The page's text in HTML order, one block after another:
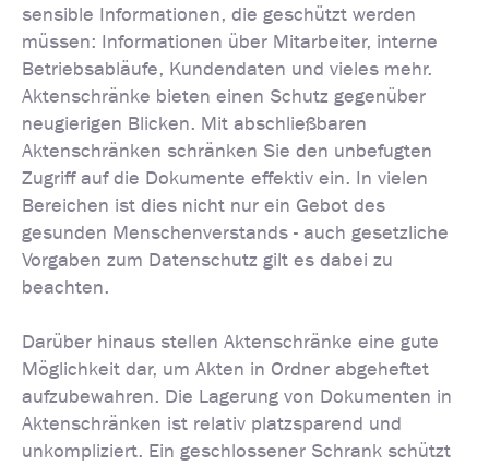
sensible Informationen, die geschützt werden
müssen: Informationen über Mitarbeiter, interne
Betriebsabläufe, Kundendaten und vieles mehr.
Aktenschränke bieten einen Schutz gegenüber
neugierigen Blicken. Mit abschließbaren
Aktenschränken schränken Sie den unbefugten
Zugriff auf die Dokumente effektiv ein. In vielen
Bereichen ist dies nicht nur ein Gebot des
gesunden Menschenverstands - auch gesetzliche
Vorgaben zum Datenschutz gilt es dabei zu
beachten.
Darüber hinaus stellen Aktenschränke eine gute
Möglichkeit dar, um Akten in Ordner abgeheftet
aufzubewahren. Die Lagerung von Dokumenten in
Aktenschränken ist relativ platzsparend und
unkompliziert. Ein geschlossener Schrank schützt